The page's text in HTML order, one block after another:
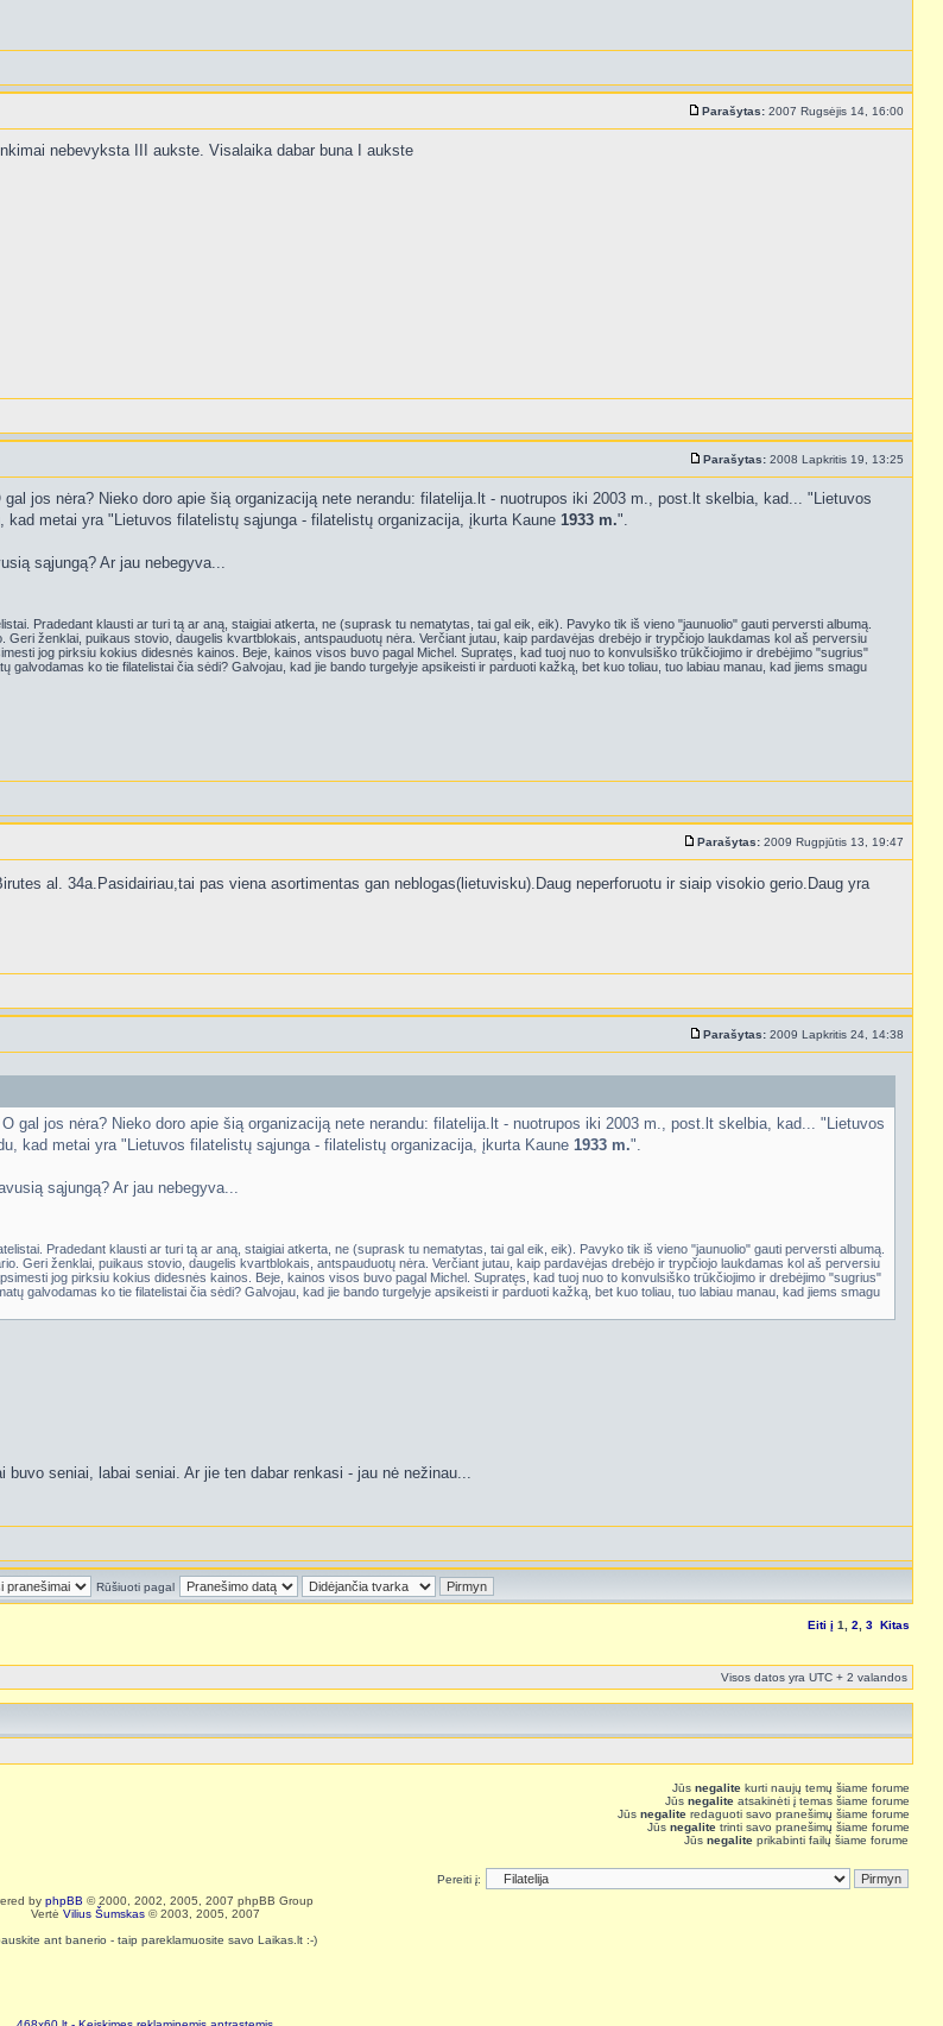
Parašytas: 2007 Rugsėjis 14, 16:00
nebevyksta III aukste. Visalaika dabar buna I aukste
Parašytas: 2008 Lapkritis 19, 13:25
jos nėra? Nieko doro apie šią organizaciją nete nerandu: filatelija.lt - nuotrupos iki 2003 m., post.lt skelbia, kad... "Lietuvos
kad metai yra "Lietuvos filatelistų sąjunga - filatelistų organizacija, įkurta Kaune 1933 m.".
sąjungą? Ar jau nebegyva...
Pradedant klausti ar turi tą ar aną, staigiai atkerta, ne (suprask tu nematytas, tai gal eik, eik). Pavyko tik iš vieno "jaunuolio" gauti perversti albumą.
ženklai, puikaus stovio, daugelis kvartblokais, antspauduotų nėra. Verčiant jutau, kaip pardavėjas drebėjo ir trypčiojo laukdamas kol aš perversiu
jog pirksiu kokius didesnės kainos. Beje, kainos visos buvo pagal Michel. Supratęs, kad tuoj nuo to konvulsiško trūkčiojimo ir drebėjimo "sugrius"
ko tie filatelistai čia sėdi? Galvojau, kad jie bando turgelyje apsikeisti ir parduoti kažką, bet kuo toliau, tuo labiau manau, kad jiems smagu
Parašytas: 2009 Rugpjūtis 13, 19:47
al. 34a.Pasidairiau,tai pas viena asortimentas gan neblogas(lietuvisku).Daug neperforuotu ir siaip visokio gerio.Daug yra
Parašytas: 2009 Lapkritis 24, 14:38
gal jos nėra? Nieko doro apie šią organizaciją nete nerandu: filatelija.lt - nuotrupos iki 2003 m., post.lt skelbia, kad... "Lietuvos
kad metai yra "Lietuvos filatelistų sąjunga - filatelistų organizacija, įkurta Kaune 1933 m.".
sąjungą? Ar jau nebegyva...
Pradedant klausti ar turi tą ar aną, staigiai atkerta, ne (suprask tu nematytas, tai gal eik, eik). Pavyko tik iš vieno "jaunuolio" gauti perversti albumą.
Geri ženklai, puikaus stovio, daugelis kvartblokais, antspauduotų nėra. Verčiant jutau, kaip pardavėjas drebėjo ir trypčiojo laukdamas kol aš perversiu
jog pirksiu kokius didesnės kainos. Beje, kainos visos buvo pagal Michel. Supratęs, kad tuoj nuo to konvulsiško trūkčiojimo ir drebėjimo "sugrius"
galvodamas ko tie filatelistai čia sėdi? Galvojau, kad jie bando turgelyje apsikeisti ir parduoti kažką, bet kuo toliau, tuo labiau manau, kad jiems smagu
seniai, labai seniai. Ar jie ten dabar renkasi - jau nė nežinau...
Rūšiuoti pagal
Eiti į 1 2 3 Kitas
Visos datos yra UTC + 2 valandos
Jūs negalite kurti naujų temų šiame forume
Jūs negalite atsakinėti į temas šiame forume
Jūs negalite redaguoti savo pranešimų šiame forume
Jūs negalite trinti savo pranešimų šiame forume
Jūs negalite prikabinti failų šiame forume
Pereiti į:
by phpBB © 2000, 2002, 2005, 2007 phpBB Group
Vertė Vilius Šumskas© 2003, 2005, 2007
ant banerio - taip pareklamuosite savo Laikas.lt :-)